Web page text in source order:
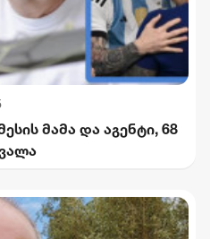
მამა და აგენტი, 68